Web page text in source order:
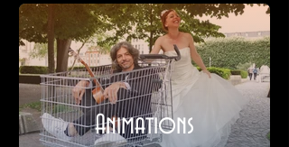
Animations